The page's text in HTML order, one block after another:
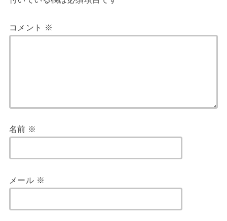
コメント ※
名前 ※
メール ※